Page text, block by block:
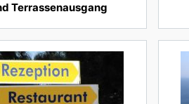
Terrassenausgang